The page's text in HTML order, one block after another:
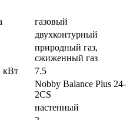
газовый
двухконтурный
природный газ,
сжиженный газ
кВт
7.5
Nobby Balance Plus 24-
2CS
настенный